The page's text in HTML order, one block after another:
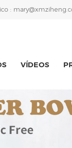
:
VÍDEOS